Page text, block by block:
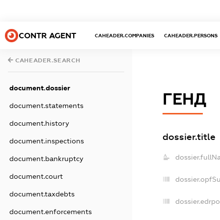
CONTR AGENT CAHEADER.COMPANIES CAHEADER.PERSONS
CAHEADER.SEARCH
document.dossier
document.statements
document.history
document.inspections
document.bankruptcy
document.court
document.taxdebts
document.enforcements
ГЕНД
dossier.title